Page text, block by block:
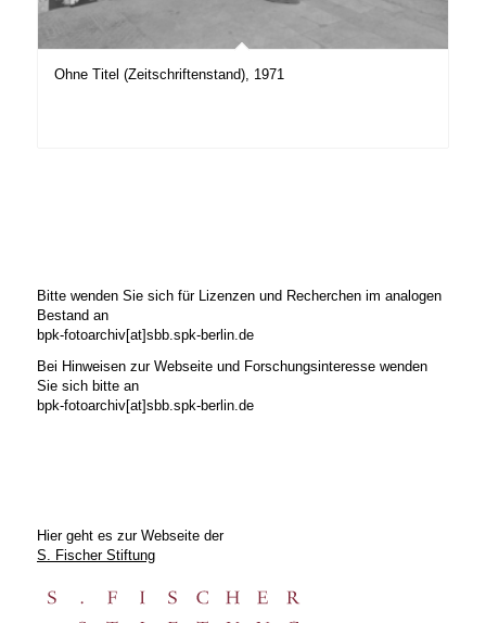
Ohne Titel (Zeitschriftenstand), 1971
Bitte wenden Sie sich für Lizenzen und Recherchen im analogen
Bestand an
bpk-fotoarchiv[at]sbb.spk-berlin.de
Bei Hinweisen zur Webseite und Forschungsinteresse wenden
Sie sich bitte an
bpk-fotoarchiv[at]sbb.spk-berlin.de
Hier geht es zur Webseite der
S. Fischer Stiftung